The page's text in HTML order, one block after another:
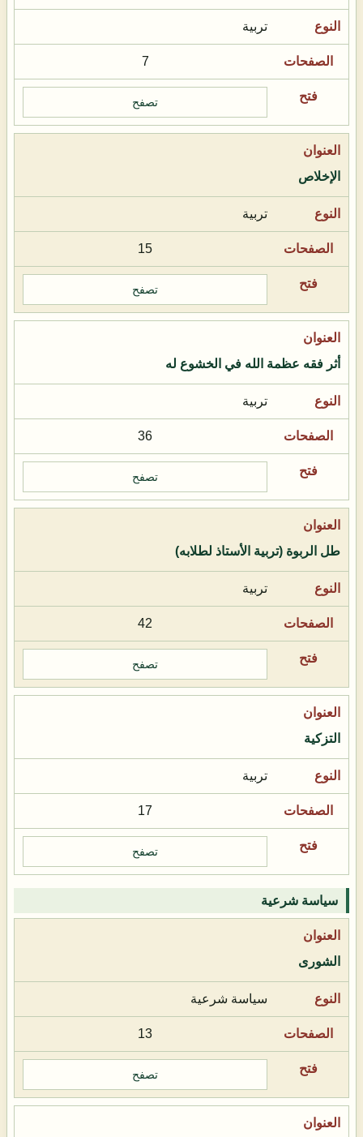
تربية
7
تصفح
الإخلاص
تربية
15
تصفح
أثر فقه عظمة الله في الخشوع له
تربية
36
تصفح
طل الربوة (تربية الأستاذ لطلابه)
تربية
42
تصفح
التزكية
تربية
17
تصفح
سياسة شرعية
الشورى
سياسة شرعية
13
تصفح